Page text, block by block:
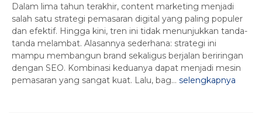
Dalam lima tahun terakhir, content marketing menjadi
salah satu strategi pemasaran digital yang paling populer
dan efektif. Hingga kini, tren ini tidak menunjukkan tanda-
tanda melambat. Alasannya sederhana: strategi ini
mampu membangun brand sekaligus berjalan beriringan
dengan SEO. Kombinasi keduanya dapat menjadi mesin
pemasaran yang sangat kuat. Lalu, bag... selengkapnya